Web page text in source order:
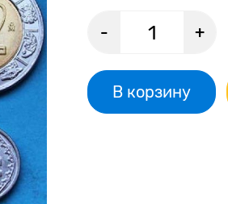
- +
В корзину